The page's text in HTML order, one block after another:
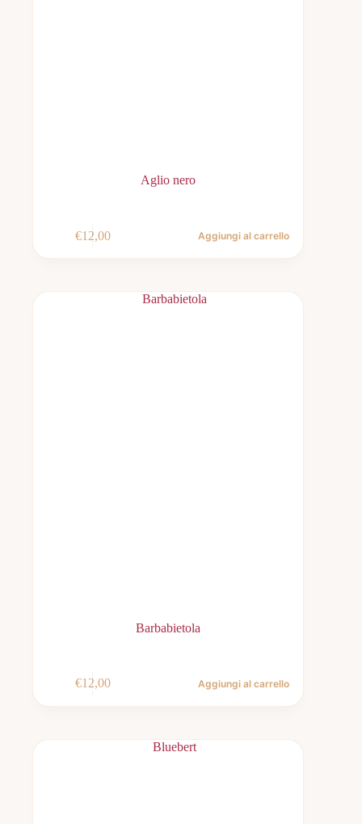
Aglio nero
€12,00 Aggiungi al carrello
Barbabietola
€12,00 Aggiungi al carrello